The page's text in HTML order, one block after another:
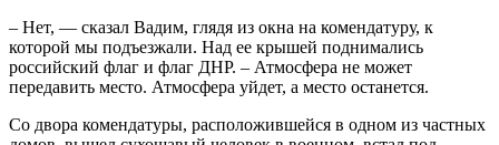
– Нет, — сказал Вадим, глядя из окна на комендатуру, к
которой мы подъезжали. Над ее крышей поднимались
российский флаг и флаг ДНР. – Атмосфера не может
передавить место. Атмосфера уйдет, а место останется.
Со двора комендатуры, расположившейся в одном из частных